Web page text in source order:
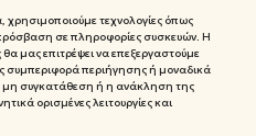
χρησιμοποιούμε τεχνολογίες όπως
σε πληροφορίες συσκευών. Η
θα μας επιτρέψει να επεξεργαστούμε
περιήγησης ή μοναδικά
μη συγκατάθεση ή η ανάκληση της
ορισμένες λειτουργίες και